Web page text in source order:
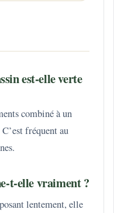
est-elle verte
combiné à un
fréquent au
t-elle vraiment ?
lentement, elle